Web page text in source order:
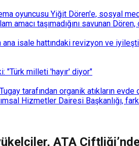
oyuncusu Yiğit Dören'e, sosyal
amacı taşımadığını savunan
ana isale hattındaki revizyon ve
"Türk milleti 'hayır' diyor"
tarafından organik atıkların
Hizmetler Dairesi
ATA